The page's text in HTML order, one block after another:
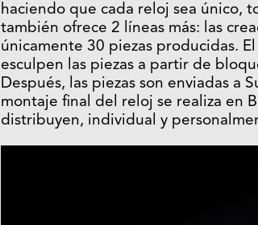
haciendo que cada reloj sea único,
también ofrece 2 líneas más: las
únicamente 30 piezas producidas.
esculpen las piezas a partir de
Después, las piezas son enviadas a
montaje final del reloj se realiza en
distribuyen, individual y